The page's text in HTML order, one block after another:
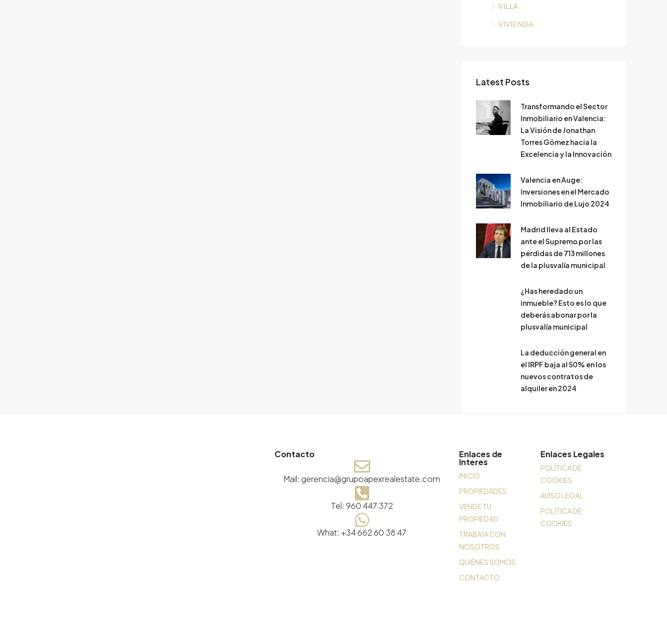
VILLA
VIVIENDA
Latest Posts
Transformando el Sector
Inmobiliario en Valencia:
La Visión de Jonathan
Torres Gómez hacia la
Excelencia y la Innovación
Valencia en Auge:
Inversiones en el Mercado
Inmobiliario de Lujo 2024
Madrid lleva al Estado
ante el Supremo por las
pérdidas de 713 millones
de la plusvalía municipal
¿Has heredado un
inmueble? Esto es lo que
deberás abonar por la
plusvalía municipal
La deducción general en
el IRPF baja al 50% en los
nuevos contratos de
alquiler en 2024
Contacto
Mail: gerencia@grupoapexrealestate.com
Tel: 960 447 372
What: +34 662 60 38 47
Enlaces de
Interes
INICIO
PROPIEDADES
VENDE TU
PROPIEDAD
TRABAJA CON
NOSOTROS
QUIÉNES SOMOS
CONTACTO
Enlaces Legales
POLÍTICA DE
COOKIES
AVISO LEGAL
POLÍTICA DE
COOKIES